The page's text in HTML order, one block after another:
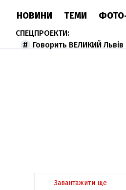
НОВИНИ ТЕМИ
Говорить ВЕЛИКИЙ Львів
Завантажити ще